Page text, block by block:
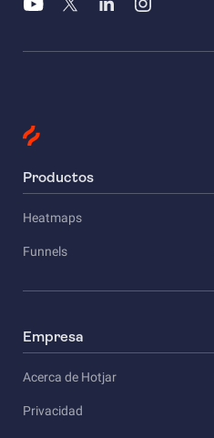
Productos
Heatmaps
Funnels
Empresa
Acerca de Hotjar
Privacidad